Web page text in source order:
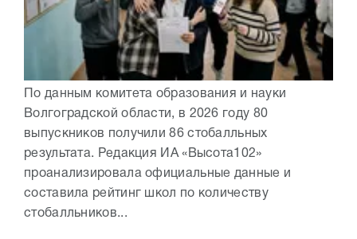
По данным комитета образования и науки
Волгоградской области, в 2026 году 80
выпускников получили 86 стобалльных
результата. Редакция ИА «Высота102»
проанализировала официальные данные и
составила рейтинг школ по количеству
стобалльников...